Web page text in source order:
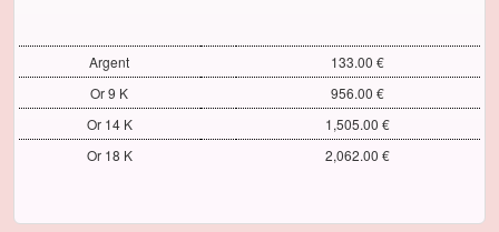
Argent
133.00 €
Or 9 K
956.00 €
Or 14 K
1,505.00 €
Or 18 K
2,062.00 €